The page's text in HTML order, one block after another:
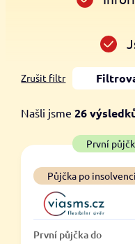
Zrušit filtr
Od
Do
První půjčka zdarma
–
Našli jsme26
První
Půjčka po insolvenci
První půjčka do